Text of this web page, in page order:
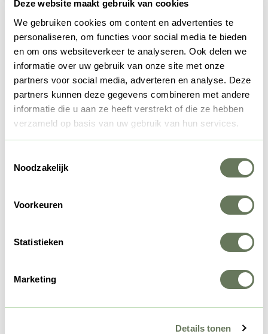
Deze website maakt gebruik van cookies
We gebruiken cookies om content en advertenties te
personaliseren, om functies voor social media te bieden
en om ons websiteverkeer te analyseren. Ook delen we
informatie over uw gebruik van onze site met onze
partners voor social media, adverteren en analyse. Deze
partners kunnen deze gegevens combineren met andere
informatie die u aan ze heeft verstrekt of die ze hebben
verzameld op basis van uw gebruik van hun services.
Noodzakelijk
Voorkeuren
Statistieken
Marketing
Details tonen
Graag tot ziens op de boerderij!
We hopen dat we je nieuwsgierig hebben gemaakt over
Koe in de Kost. Ben je benieuwd naar reacties van anderen
over hun verblijf op de boerderij? Bekijk dan onze Zoover
paginaofGoogle Reviews. We zouden het in ieder geval
super leuk vinden om je te verwelkomen bij Koe in de Kost.
Beschikbaarheid